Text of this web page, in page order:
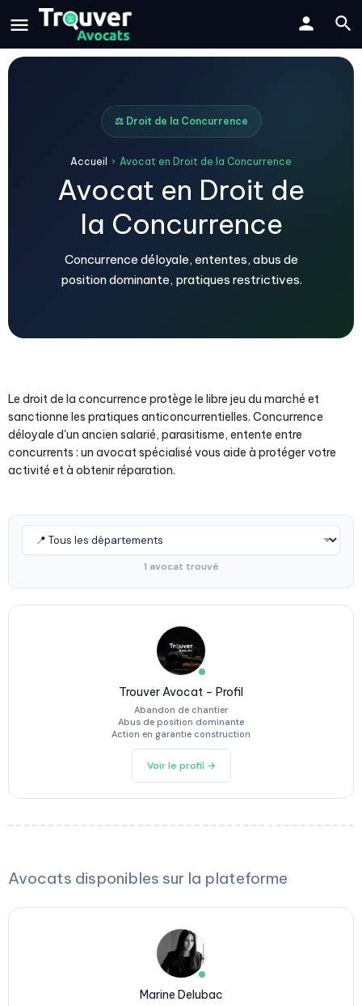
⚖️ Droit de la Concurrence
Accueil › Avocat en Droit de la Concurrence
Avocat en Droit de
la Concurrence
Concurrence déloyale, ententes, abus de
position dominante, pratiques restrictives.
Le droit de la concurrence protège le libre jeu du marché et
sanctionne les pratiques anticoncurrentielles. Concurrence
déloyale d'un ancien salarié, parasitisme, entente entre
concurrents : un avocat spécialisé vous aide à protéger votre
activité et à obtenir réparation.
1 avocat trouvé
Trouver Avocat – Profil
Abandon de chantier
Abus de position dominante
Action en garantie construction
Voir le profil →
Avocats disponibles sur la plateforme
Marine Delubac